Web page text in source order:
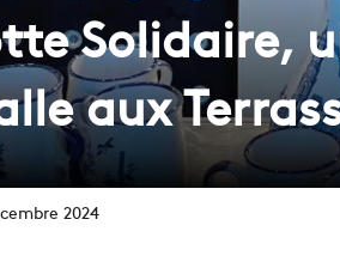
Solidaire,
aux
2024